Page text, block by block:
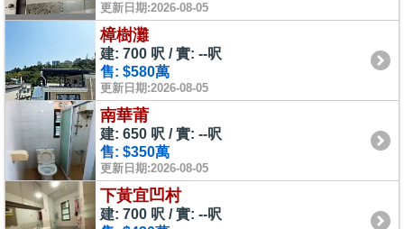
更新日期:2026-08-05
樟樹灘
建: 700 呎 / 實: --呎
售: $580萬
更新日期:2026-08-05
南華莆
建: 650 呎 / 實: --呎
售: $350萬
更新日期:2026-08-05
下黃宜凹村
建: 700 呎 / 實: --呎